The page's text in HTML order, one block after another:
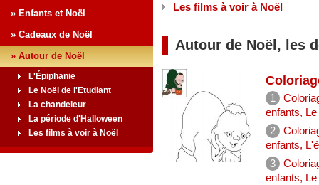
» Enfants et Noël
» Cadeaux de Noël
» Autour de Noël
L'Épiphanie
Le Noël de l'Etudiant
La chandeleur
La période d'Halloween
Les films à voir à Noël
Les films à voir à Noël
Autour de Noël, les
1
enfants,
2
enfants,
3
enfants,